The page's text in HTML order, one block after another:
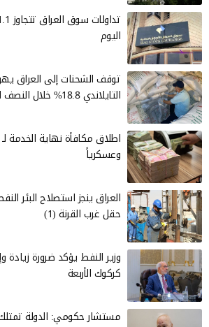
اليوم
توقف الشحنات إلى العراق
التايلاندي 18.8% خلال النصف الأول
وعسكرياً
حقل غرب القرنة (1)
وزير النفط يؤكد ضرورة زيادة
كركوك الأربعة
مستشار حكومي: الدولة